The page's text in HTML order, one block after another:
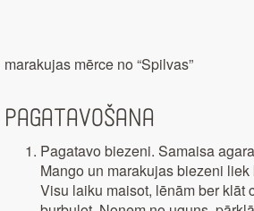
marakujas mērce no “Spilvas”
Pagatavošana
Pagatavo biezeni. Samaisa
Mango un marakujas biezeni
Visu laiku maisot, lēnām ber klāt